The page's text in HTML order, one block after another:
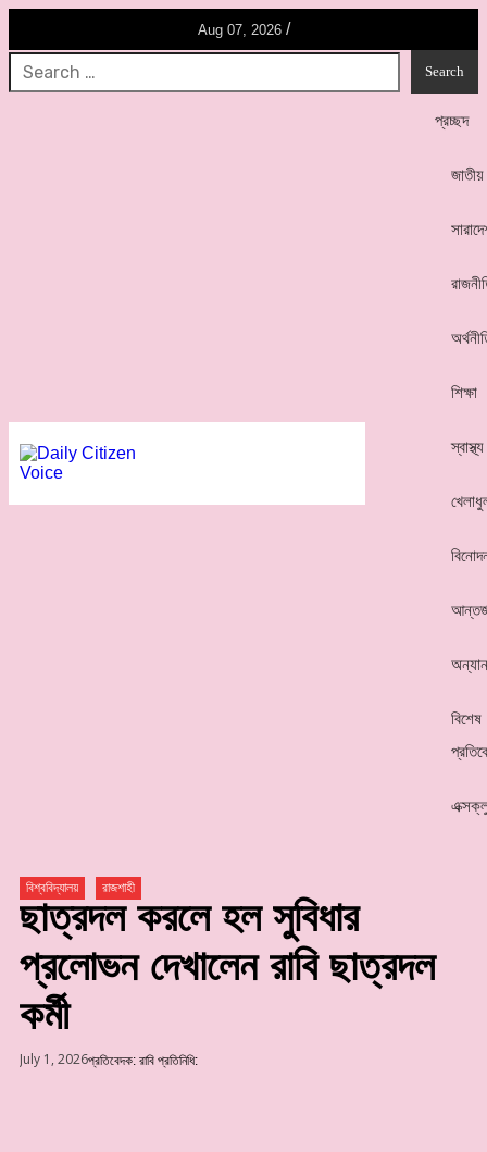
Aug 07, 2026 /
প্রচ্ছদ
জাতীয়
শিক্ষা
স্বাস্থ্য
বিশেষ
বিশ্ববিদ্যালয় রাজশাহী
ছাত্রদল করলে হল সুবিধার
প্রলোভন দেখালেন রাবি ছাত্রদল
কর্মী
July 1, 2026প্রতিবেদক: রাবি প্রতিনিধি: